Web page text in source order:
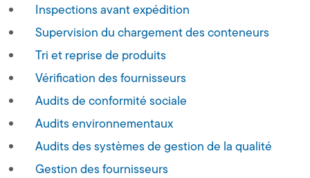
Inspections avant expédition
Supervision du chargement des conteneurs
Tri et reprise de produits
Vérification des fournisseurs
Audits de conformité sociale
Audits environnementaux
Audits des systèmes de gestion de la qualité
Gestion des fournisseurs